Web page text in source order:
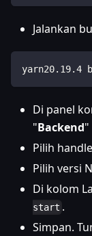
Jalankan
yarn20.19.4
Di panel
"Backend"
Pilih
Pilih versi
Di kolom
start .
Simpan.